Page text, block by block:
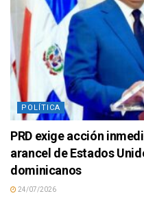
POLÍTICA
PRD exige acción
arancel de Estados
dominicanos
24/07/2026